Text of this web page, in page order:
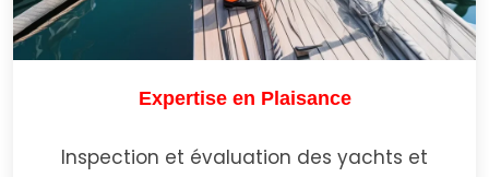
Expertise en Plaisance
Inspection et évaluation des yachts et